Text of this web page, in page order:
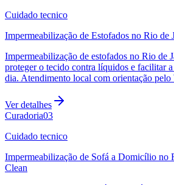
Cuidado tecnico
Impermeabilização de Estofados no Rio de
Impermeabilização de estofados no Rio de
proteger o tecido contra líquidos e facilitar
dia. Atendimento local com orientação
Ver detalhes
Curadoria03
Cuidado tecnico
Impermeabilização de Sofá a Domicílio no
Clean